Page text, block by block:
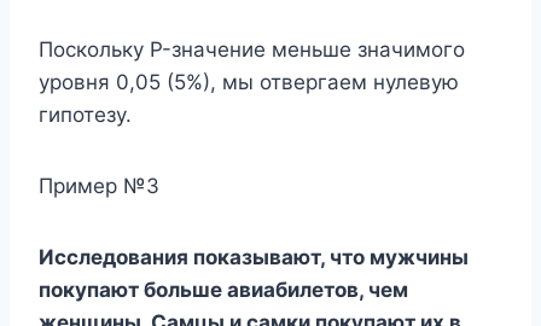
Поскольку P-значение меньше значимого
уровня 0,05 (5%), мы отвергаем нулевую
гипотезу.
Пример №3
Исследования показывают, что мужчины
покупают больше авиабилетов, чем